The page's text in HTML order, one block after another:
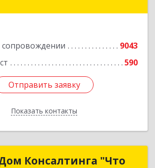
сопровождении
9043
590
Отправить заявку
Показать контакты
Отправить заявку
Назад
Консалтинга "Что
Дом Консалтинга "Что